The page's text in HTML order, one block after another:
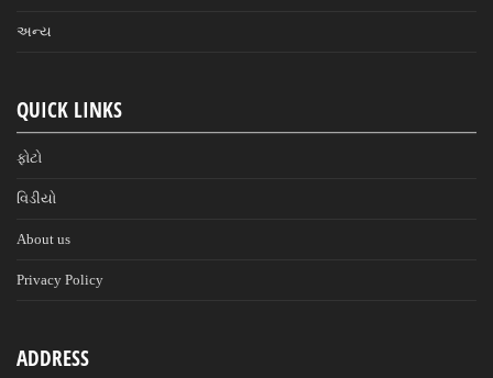
અન્ય
QUICK LINKS
ફોટો
વિડીયો
About us
Privacy Policy
ADDRESS